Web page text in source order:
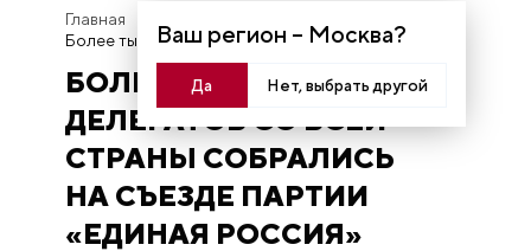
Ваш регион – Москва?
Да Нет, выбрать другой
Главная
БОЛЕЕ ТЫСЯЧИ
ДЕЛЕГАТОВ СО ВСЕЙ
СТРАНЫ СОБРАЛИСЬ
НА СЪЕЗДЕ ПАРТИИ
«ЕДИНАЯ РОССИЯ»